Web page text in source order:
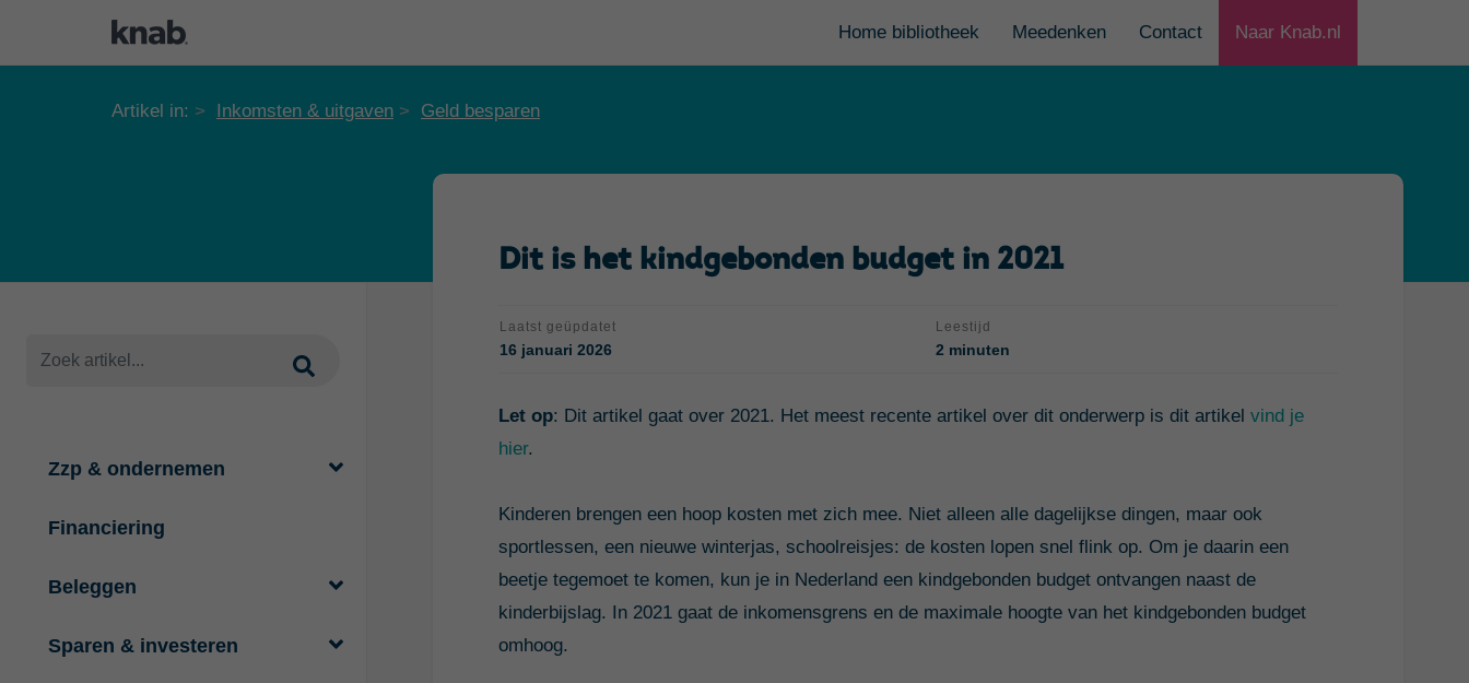
Home bibliotheek Meedenken Contact Naar Knab.nl
Artikel in: Inkomsten & uitgaven Geld besparen
Zzp & ondernemen
Financiering
Beleggen
Sparen & investeren
Dit is het kindgebonden budget in 2021
Laatst geüpdatet
16 januari 2026
Leestijd
2 minuten
Let op: Dit artikel gaat over 2021. Het meest recente artikel over dit onderwerp is dit artikel vind je
hier.
Kinderen brengen een hoop kosten met zich mee. Niet alleen alle dagelijkse dingen, maar ook
sportlessen, een nieuwe winterjas, schoolreisjes: de kosten lopen snel flink op. Om je daarin een
beetje tegemoet te komen, kun je in Nederland een kindgebonden budget ontvangen naast de
kinderbijslag. In 2021 gaat de inkomensgrens en de maximale hoogte van het kindgebonden budget
omhoog.